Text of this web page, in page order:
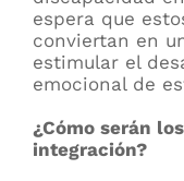
espera que
conviertan en
estimular el
emocional de
¿Cómo serán
integración?